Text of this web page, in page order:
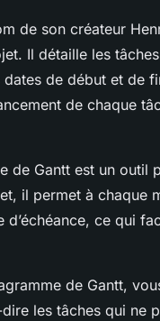
de son créateur
Il détaille les
dates de début et de
de chaque
de Gantt est un
il permet à chaque
d’échéance, ce qui
de Gantt,
les tâches qui ne